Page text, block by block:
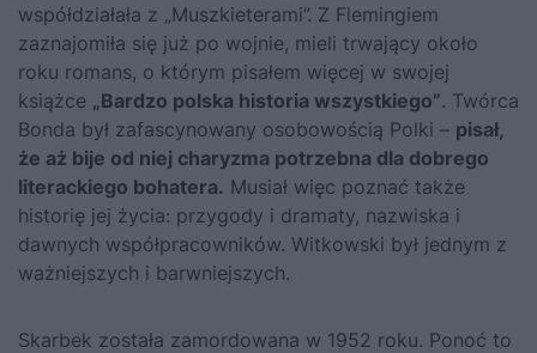
współdziałała z „Muszkieterami”. Z Flemingiem
zaznajomiła się już po wojnie, mieli trwający około
roku romans, o którym pisałem więcej w swojej
książce „Bardzo polska historia wszystkiego”. Twórca
Bonda był zafascynowany osobowością Polki – pisał,
że aż bije od niej charyzma potrzebna dla dobrego
literackiego bohatera. Musiał więc poznać także
historię jej życia: przygody i dramaty, nazwiska i
dawnych współpracowników. Witkowski był jednym z
ważniejszych i barwniejszych.
Skarbek została zamordowana w 1952 roku. Ponoć to